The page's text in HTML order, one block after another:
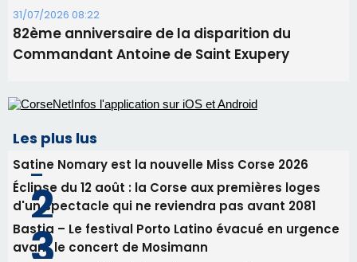
Commandant Antoine de Saint Exupery
Les plus lus
Éclipse du 12 août : la Corse aux premières loges
d'un spectacle qui ne reviendra pas avant 2081
Bastia – Le festival Porto Latino évacué en urgence
avant le concert de Mosimann
En Corse, un début de saison marqué par une
consommation en recul dans les restaurants